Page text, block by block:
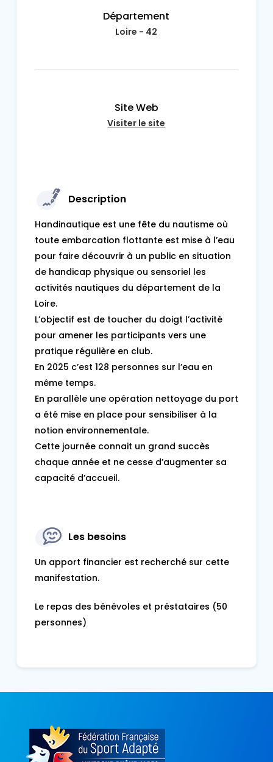
Département
Loire - 42
Site Web
Visiter le site
Description
Handinautique est une fête du nautisme où
toute embarcation flottante est mise à l’eau
pour faire découvrir à un public en situation
de handicap physique ou sensoriel les
activités nautiques du département de la
Loire.
L’objectif est de toucher du doigt l’activité
pour amener les participants vers une
pratique régulière en club.
En 2025 c’est 128 personnes sur l’eau en
même temps.
En parallèle une opération nettoyage du port
a été mise en place pour sensibiliser à la
notion environnementale.
Cette journée connait un grand succès
chaque année et ne cesse d’augmenter sa
capacité d’accueil.
Les besoins
Un apport financier est recherché sur cette
manifestation.
Le repas des bénévoles et préstataires (50
personnes)